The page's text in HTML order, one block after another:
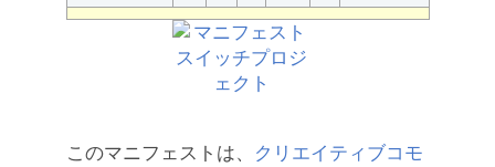
このマニフェストは、
クリエイティブコモ